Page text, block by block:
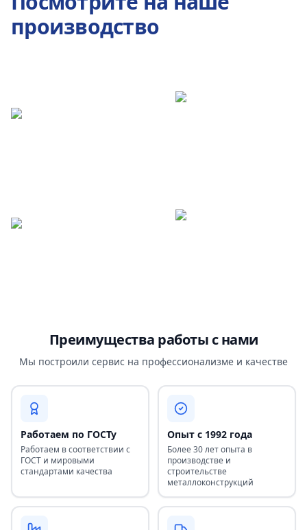
производство
Преимущества работы с нами
Мы построили сервис на профессионализме и качестве
Работаем по ГОСТу
Работаем в соответствии с
ГОСТ и мировыми
стандартами качества
Опыт с 1992 года
Более 30 лет опыта в
производстве и
строительстве
металлоконструкций